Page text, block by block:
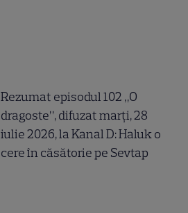
Rezumat episodul 102 „O
dragoste”, difuzat marți, 28
iulie 2026, la Kanal D: Haluk o
cere în căsătorie pe Sevtap